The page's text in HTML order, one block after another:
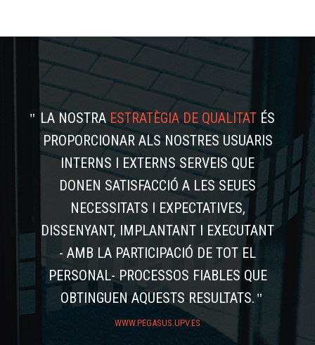
LA NOSTRAESTRATÈGIA DE QUALITAT ÉS
PROPORCIONAR ALS NOSTRES USUARIS
INTERNS I EXTERNS SERVEIS QUE
DONEN SATISFACCIÓ A LES SEUES
NECESSITATS I EXPECTATIVES,
DISSENYANT, IMPLANTANT I EXECUTANT
- AMB LA PARTICIPACIÓ DE TOT EL
PERSONAL- PROCESSOS FIABLES QUE
OBTINGUEN AQUESTS RESULTATS.
WWW.PEGASUS.UPV.ES